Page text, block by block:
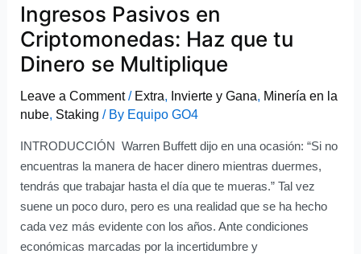
Ingresos Pasivos en
Criptomonedas: Haz que tu
Dinero se Multiplique
Leave a Comment / Extra, Invierte y Gana, Minería en la
nube, Staking / By Equipo GO4
INTRODUCCIÓN Warren Buffett dijo en una ocasión: “Si no
encuentras la manera de hacer dinero mientras duermes,
tendrás que trabajar hasta el día que te mueras.” Tal vez
suene un poco duro, pero es una realidad que se ha hecho
cada vez más evidente con los años. Ante condiciones
económicas marcadas por la incertidumbre y
Criptomonedas:
Haz
que
tu
Dinero
se